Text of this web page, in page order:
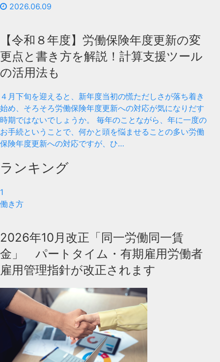
2026.06.09
【令和８年度】労働保険年度更新の変
更点と書き方を解説！計算支援ツール
の活用法も
４月下旬を迎えると、新年度当初の慌ただしさが落ち着き
始め、そろそろ労働保険年度更新への対応が気になりだす
時期ではないでしょうか。 毎年のことながら、年に一度の
お手続ということで、何かと頭を悩ませることの多い労働
保険年度更新への対応ですが、ひ…
ランキング
1
働き方
2026年10月改正「同一労働同一賃
金」 パートタイム・有期雇用労働者
雇用管理指針が改正されます